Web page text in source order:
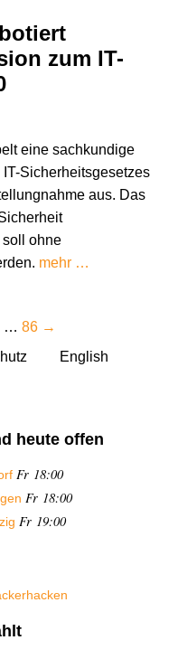
zum IT-
eine sachkundige
Sicherheitsgesetzes
aus. Das
soll ohne
mehr …
… 86 →
English
heute offen
Fr 18:00
Fr 18:00
Fr 19:00
hacken